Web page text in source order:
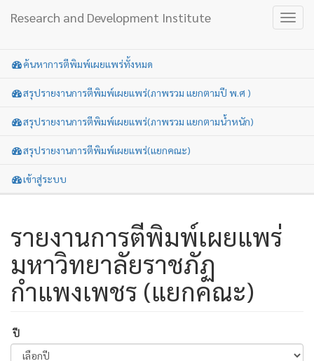
Research and Development Institute
ค้นหาการตีพิมพ์เผยแพร่ทั้งหมด
สรุปรายงานการตีพิมพ์เผยแพร่(ภาพรวม แยกตามปี พ.ศ )
สรุปรายงานการตีพิมพ์เผยแพร่(ภาพรวม แยกตามน้ำหนัก)
สรุปรายงานการตีพิมพ์เผยแพร่(แยกคณะ)
เข้าสู่ระบบ
รายงานการตีพิมพ์เผยแพร่
มหาวิทยาลัยราชภัฏ
กำแพงเพชร (แยกคณะ)
ปี